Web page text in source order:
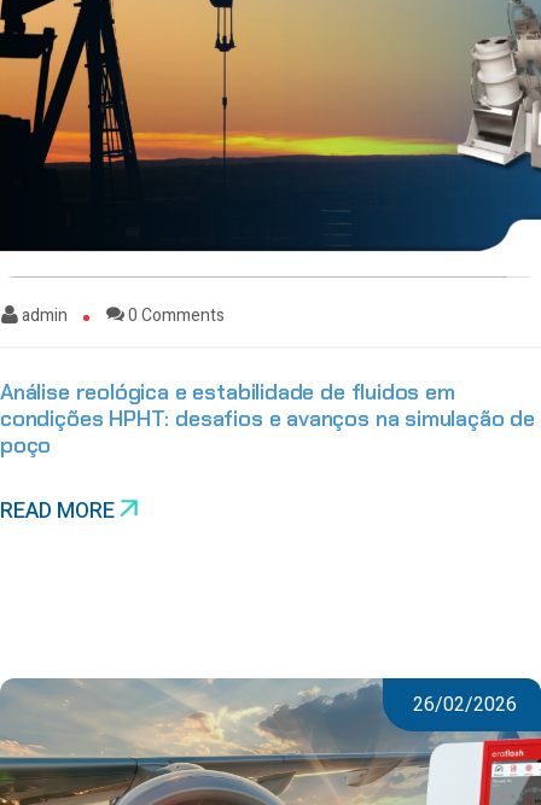
admin 0 Comments
Análise reológica e estabilidade de fluidos em
condições HPHT: desafios e avanços na simulação de
poço
READ MORE
26/02/2026